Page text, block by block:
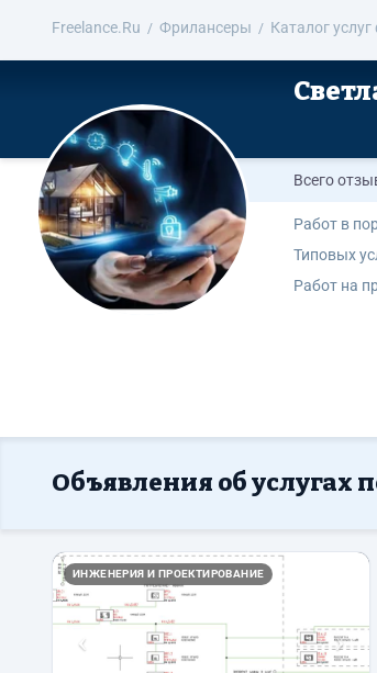
Freelance.Ru Фрилансеры Каталог
Всего
Работ в
Типовых
Работ на
Объявления об услугах
ИНЖЕНЕРИЯ И ПРОЕКТИРОВАНИЕ
Назад